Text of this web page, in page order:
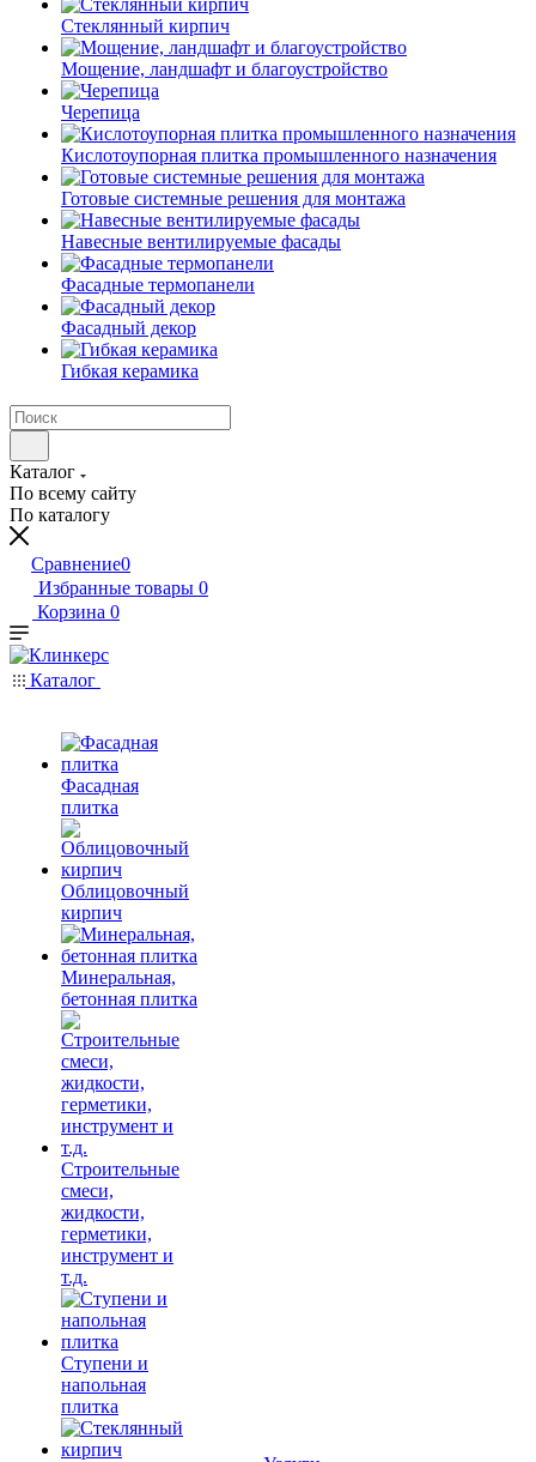
Cтеклянный кирпич
Мощение, ландшафт и благоустройство
Черепица
Кислотоупорная плитка промышленного назначения
Готовые системные решения для монтажа
Навесные вентилируемые фасады
Фасадные термопанели
Фасадный декор
Гибкая керамика
Каталог
По всему сайту
По каталогу
Сравнение0
Избранные товары 0
Корзина 0
Каталог
Фасадная
плитка
Облицовочный
кирпич
Минеральная,
бетонная плитка
Строительные
смеси,
жидкости,
герметики,
инструмент и
т.д.
Ступени и
напольная
плитка